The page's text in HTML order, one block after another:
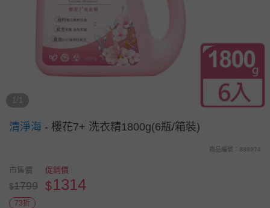
1/1
清淨海 - 櫻花7+ 洗衣精1800g(6瓶/箱裝)
商品編號：888974
市售價
$1799
促銷價
$1314
73折